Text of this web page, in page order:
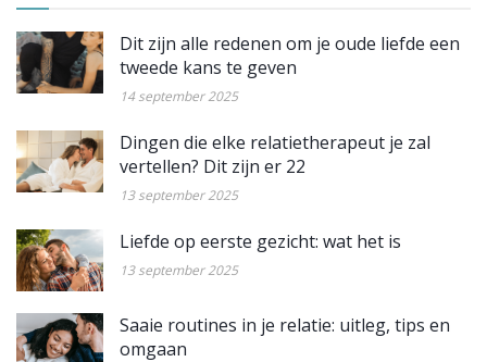
Dit zijn alle redenen om je oude liefde een
tweede kans te geven
14 september 2025
Dingen die elke relatietherapeut je zal
vertellen? Dit zijn er 22
13 september 2025
Liefde op eerste gezicht: wat het is
13 september 2025
Saaie routines in je relatie: uitleg, tips en
omgaan